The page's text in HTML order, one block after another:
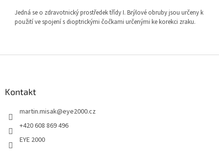
Jedná se o zdravotnický prostředek třídy I. Brýlové obruby jsou určeny k
použití ve spojení s dioptrickými čočkami určenými ke korekci zraku.
Kontakt
martin.misak@eye2000.cz
+420 608 869 496
EYE 2000